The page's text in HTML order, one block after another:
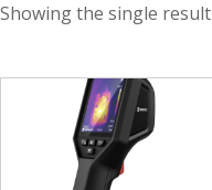
Showing the single result